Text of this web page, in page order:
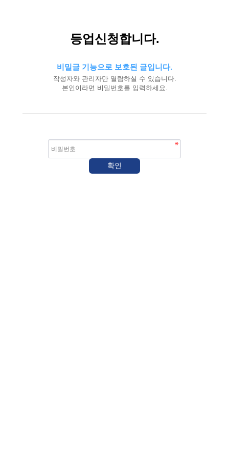
등업신청합니다.
비밀글 기능으로 보호된 글입니다.
작성자와 관리자만 열람하실 수 있습니다.
본인이라면 비밀번호를 입력하세요.